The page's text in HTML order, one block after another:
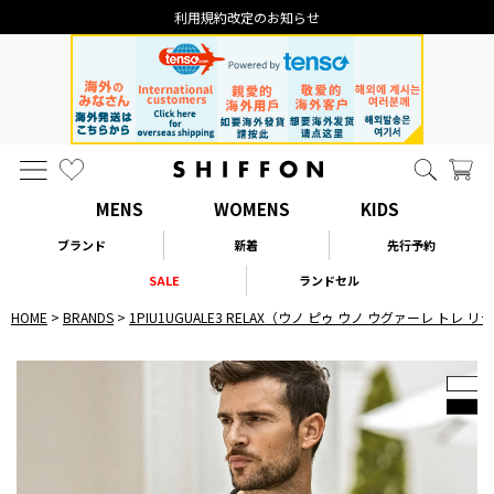
利用規約改定のお知らせ
MENS WOMENS KIDS
ブランド 新着
先行予約
SALE
ランドセル
HOME BRANDS 1PIU1UGUALE3 RELAX（ウノ ピゥ ウノ ウグァーレ トレ リ